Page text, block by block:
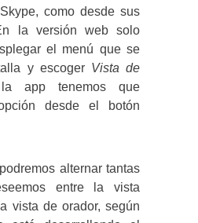
como desde sus
la versión web solo
el menú que se
y escoger Vista de
app tenemos que
desde el botón
alternar tantas
entre la vista
vista de orador, según